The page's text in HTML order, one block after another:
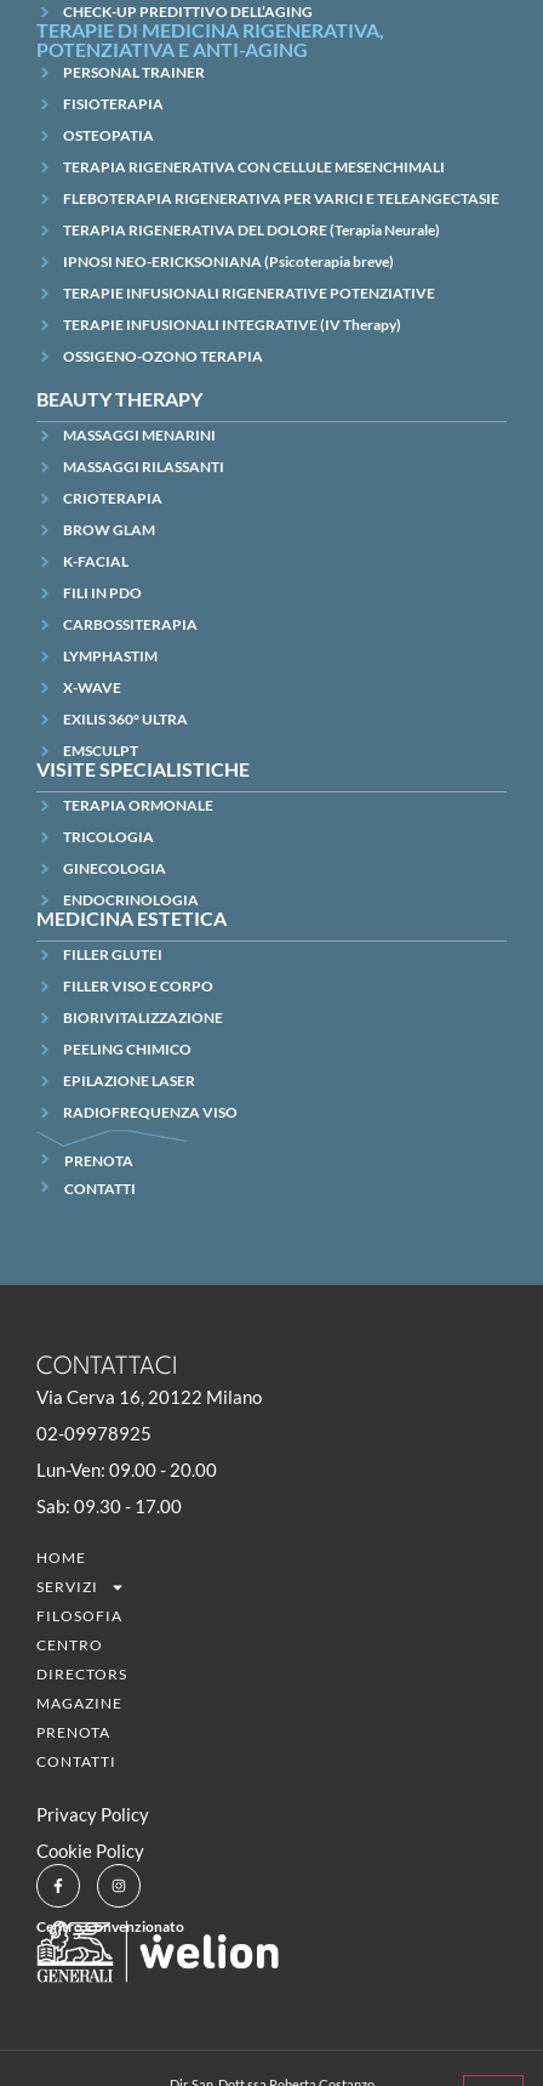
CHECK-UP PREDITTIVO DELL’AGING
TERAPIE DI MEDICINA RIGENERATIVA,
POTENZIATIVA E ANTI-AGING
PERSONAL TRAINER
FISIOTERAPIA
OSTEOPATIA
TERAPIA RIGENERATIVA CON CELLULE MESENCHIMALI
FLEBOTERAPIA RIGENERATIVA PER VARICI E TELEANGECTASIE
TERAPIA RIGENERATIVA DEL DOLORE (Terapia Neurale)
IPNOSI NEO-ERICKSONIANA (Psicoterapia breve)
TERAPIE INFUSIONALI RIGENERATIVE POTENZIATIVE
TERAPIE INFUSIONALI INTEGRATIVE (IV Therapy)
OSSIGENO-OZONO TERAPIA
BEAUTY THERAPY
MASSAGGI MENARINI
MASSAGGI RILASSANTI
CRIOTERAPIA
BROW GLAM
K-FACIAL
FILI IN PDO
CARBOSSITERAPIA
LYMPHASTIM
X-WAVE
EXILIS 360° ULTRA
EMSCULPT
VISITE SPECIALISTICHE
TERAPIA ORMONALE
TRICOLOGIA
GINECOLOGIA
ENDOCRINOLOGIA
MEDICINA ESTETICA
FILLER GLUTEI
FILLER VISO E CORPO
BIORIVITALIZZAZIONE
PEELING CHIMICO
EPILAZIONE LASER
RADIOFREQUENZA VISO
PRENOTA
CONTATTI
CONTATTACI
Via Cerva 16, 20122 Milano
02-09978925
Lun-Ven: 09.00 - 20.00
Sab: 09.30 - 17.00
HOME
SERVIZI
FILOSOFIA
CENTRO
DIRECTORS
MAGAZINE
PRENOTA
CONTATTI
Privacy Policy
Cookie Policy
Centro Convenzionato